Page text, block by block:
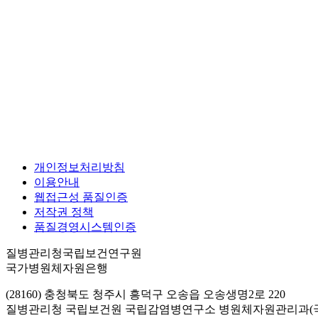
개인정보처리방침
이용안내
웹접근성 품질인증
저작권 정책
품질경영시스템인증
질병관리청국립보건연구원
국가병원체자원은행
(28160) 충청북도 청주시 흥덕구 오송읍 오송생명2로 220
질병관리청 국립보건원 국립감염병연구소 병원체자원관리과(